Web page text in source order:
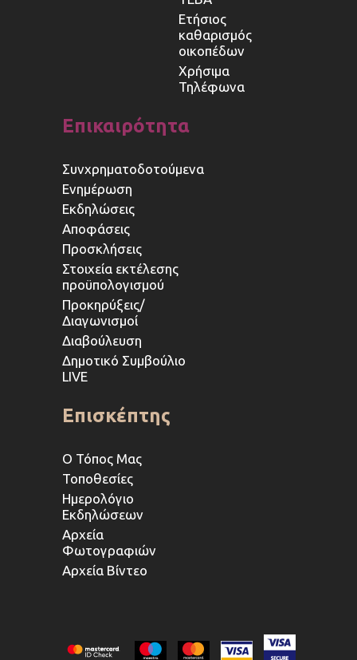
Ετήσιος
καθαρισμός
οικοπέδων
Χρήσιμα
Τηλέφωνα
Επικαιρότητα
Συνχρηματοδοτούμενα
Ενημέρωση
Εκδηλώσεις
Αποφάσεις
Προσκλήσεις
Στοιχεία εκτέλεσης
προϋπολογισμού
Προκηρύξεις/
Διαγωνισμοί
Διαβούλευση
Δημοτικό Συμβούλιο
LIVE
Επισκέπτης
Ο Τόπος Μας
Τοποθεσίες
Ημερολόγιο
Εκδηλώσεων
Αρχεία
Φωτογραφιών
Αρχεία Βίντεο